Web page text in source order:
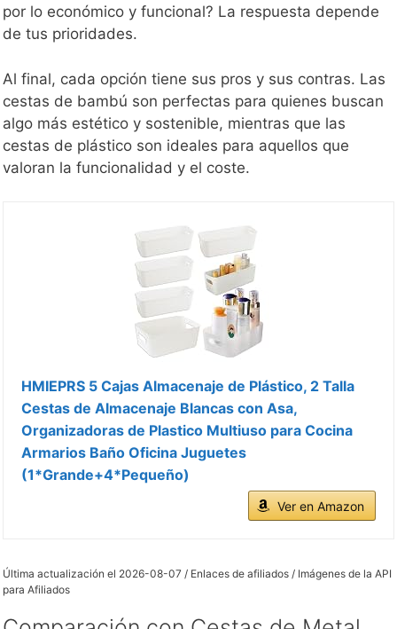
por lo económico y funcional? La respuesta depende
de tus prioridades.
Al final, cada opción tiene sus pros y sus contras. Las
cestas de bambú son perfectas para quienes buscan
algo más estético y sostenible, mientras que las
cestas de plástico son ideales para aquellos que
valoran la funcionalidad y el coste.
HMIEPRS 5 Cajas Almacenaje de Plástico, 2 Talla
Cestas de Almacenaje Blancas con Asa,
Organizadoras de Plastico Multiuso para Cocina
Armarios Baño Oficina Juguetes
(1*Grande+4*Pequeño)
Ver en Amazon
Última actualización el 2026-08-07 / Enlaces de afiliados / Imágenes de la API
para Afiliados